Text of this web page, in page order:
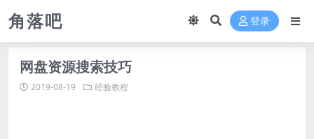
角落吧 登录
网盘资源搜索技巧
2019-08-19 经验教程